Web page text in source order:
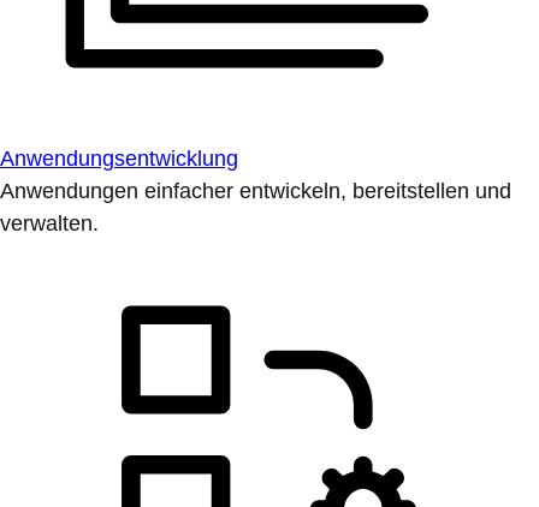
Anwendungsentwicklung
Anwendungen einfacher entwickeln, bereitstellen und
verwalten.